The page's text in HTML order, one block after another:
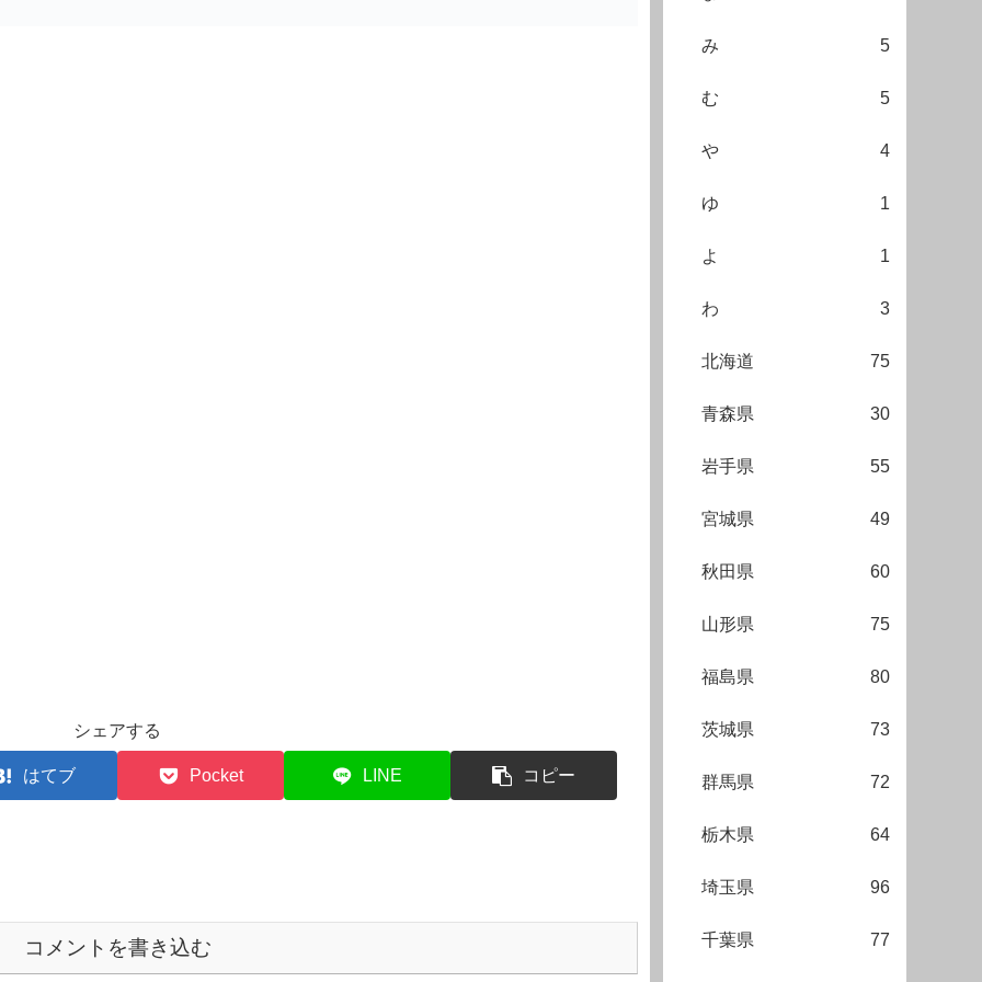
シェアする
はてブ Pocket LINE コピー
コメントを書き込む
み 5
む 5
や 4
ゆ 1
よ 1
わ 3
北海道 75
青森県 30
岩手県 55
宮城県 49
秋田県 60
山形県 75
福島県 80
茨城県 73
群馬県 72
栃木県 64
埼玉県 96
千葉県 77